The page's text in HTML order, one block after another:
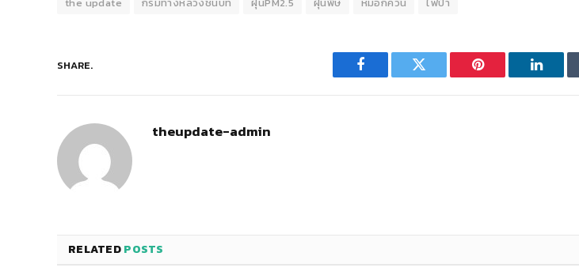
SHARE.
Facebook Twitter Pinterest
theupdate-admin
RELATEDPOSTS